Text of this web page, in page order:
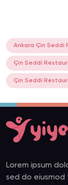
Ankara Çin Seddi
Çin Seddi
Çin Seddi
Lorem ipsum
sed do